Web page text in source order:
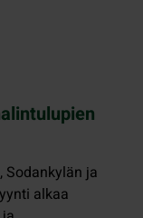
Sodankylän ja
alkaa